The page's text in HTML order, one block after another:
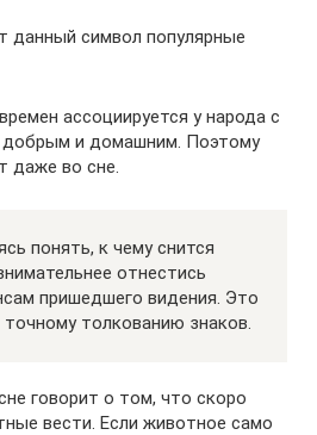
данный символ популярные
ассоциируется у народа с
и домашним. Поэтому
даже во сне.
понять, к чему снится
отнестись
пришедшего видения. Это
толкованию знаков.
говорит о том, что скоро
вести. Если животное само